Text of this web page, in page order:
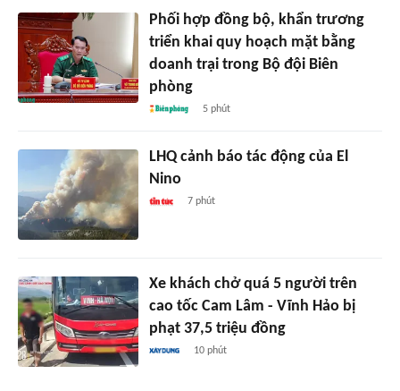
Phối hợp đồng bộ, khẩn trương
triển khai quy hoạch mặt bằng
doanh trại trong Bộ đội Biên
phòng
5 phút
LHQ cảnh báo tác động của El
Nino
7 phút
Xe khách chở quá 5 người trên
cao tốc Cam Lâm - Vĩnh Hảo bị
phạt 37,5 triệu đồng
10 phút